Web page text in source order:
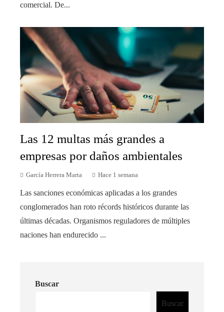
comercial. De...
Las 12 multas más grandes a
empresas por daños ambientales
García Herrera Marta Hace 1 semana
Las sanciones económicas aplicadas a los grandes
conglomerados han roto récords históricos durante las
últimas décadas. Organismos reguladores de múltiples
naciones han endurecido ...
Buscar
Buscar